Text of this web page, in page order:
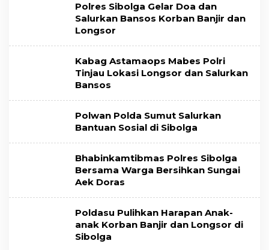
Polres Sibolga Gelar Doa dan
Salurkan Bansos Korban Banjir dan
Longsor
Kabag Astamaops Mabes Polri
Tinjau Lokasi Longsor dan Salurkan
Bansos
Polwan Polda Sumut Salurkan
Bantuan Sosial di Sibolga
Bhabinkamtibmas Polres Sibolga
Bersama Warga Bersihkan Sungai
Aek Doras
Poldasu Pulihkan Harapan Anak-
anak Korban Banjir dan Longsor di
Sibolga